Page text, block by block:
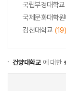
국립부경대학교
국제문화대학
김천대학교 (19)
건양대학교 에 대한